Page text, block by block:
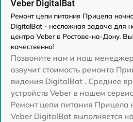
Veber DigitalBat
Ремонт цепи питания Прицела
DigitalBat - несложная задача для
центра Veber в Ростове-на-Дону.
качественно!
Позвоните нам и наш
озвучит стоимость ремонта
видения DigitalBat . Среднее
устройств Veber в нашем
Ремонт цепи питания Прицела
Veber DigitalBat выполняется